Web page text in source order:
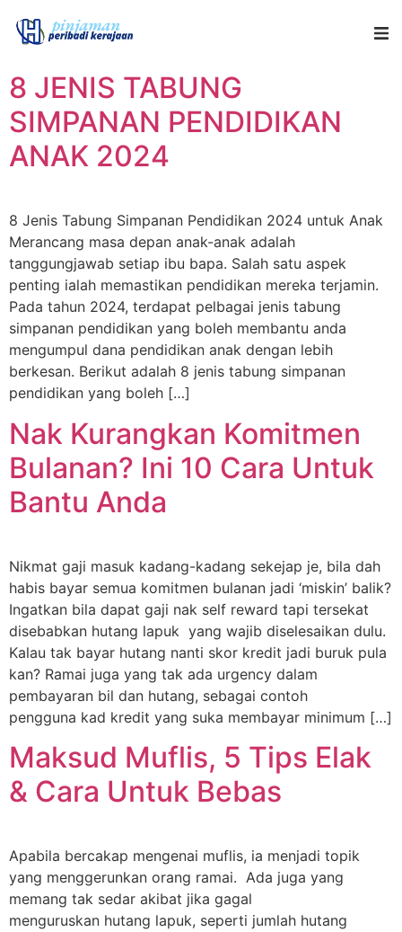
8 JENIS TABUNG
SIMPANAN PENDIDIKAN
ANAK 2024
8 Jenis Tabung Simpanan Pendidikan 2024 untuk Anak
Merancang masa depan anak-anak adalah
tanggungjawab setiap ibu bapa. Salah satu aspek
penting ialah memastikan pendidikan mereka terjamin.
Pada tahun 2024, terdapat pelbagai jenis tabung
simpanan pendidikan yang boleh membantu anda
mengumpul dana pendidikan anak dengan lebih
berkesan. Berikut adalah 8 jenis tabung simpanan
pendidikan yang boleh […]
Nak Kurangkan Komitmen
Bulanan? Ini 10 Cara Untuk
Bantu Anda
Nikmat gaji masuk kadang-kadang sekejap je, bila dah
habis bayar semua komitmen bulanan jadi ‘miskin’ balik?
Ingatkan bila dapat gaji nak self reward tapi tersekat
disebabkan hutang lapuk yang wajib diselesaikan dulu.
Kalau tak bayar hutang nanti skor kredit jadi buruk pula
kan? Ramai juga yang tak ada urgency dalam
pembayaran bil dan hutang, sebagai contoh
pengguna kad kredit yang suka membayar minimum […]
Maksud Muflis, 5 Tips Elak
& Cara Untuk Bebas
Apabila bercakap mengenai muflis, ia menjadi topik
yang menggerunkan orang ramai. Ada juga yang
memang tak sedar akibat jika gagal
menguruskan hutang lapuk, seperti jumlah hutang